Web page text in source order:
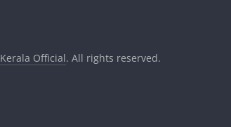
Kerala Official. All rights reserved.